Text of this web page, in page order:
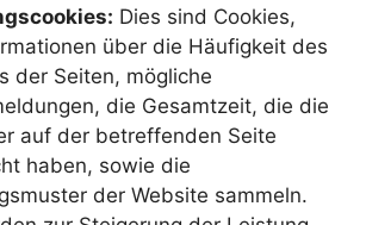
Dies sind Cookies,
über die Häufigkeit des
der Seiten, mögliche
die Gesamtzeit, die die
auf der betreffenden Seite
haben, sowie die
der Website sammeln.